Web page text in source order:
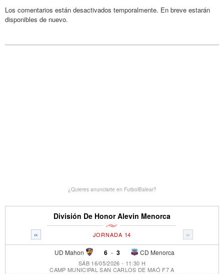
Los comentarios están desactivados temporalmente. En breve estarán
disponibles de nuevo.
¿Quieres anunciarte en FutbolBalear?
División De Honor Alevin Menorca
« »
JORNADA 14
UD Mahon 6 - CD Menorca
3
SÁB 16/05/2026 - 11:30 H
CAMP MUNICIPAL SAN CARLOS DE MAÓ F7 A